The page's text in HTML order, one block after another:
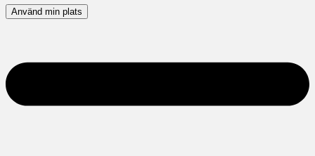
Använd min plats